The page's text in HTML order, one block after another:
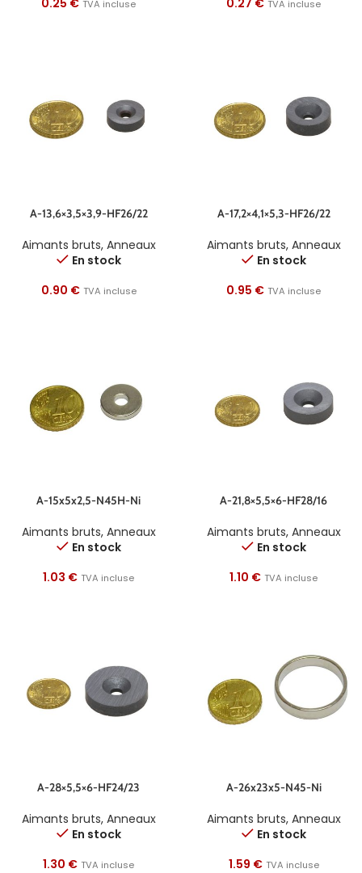
0.25 € TVA incluse
0.27 € TVA incluse
A-13,6×3,5×3,9-HF26/22
Aimants bruts, Anneaux
En stock
0.90 € TVA incluse
A-17,2×4,1×5,3-HF26/22
Aimants bruts, Anneaux
En stock
0.95 € TVA incluse
A-15x5x2,5-N45H-Ni
Aimants bruts, Anneaux
En stock
1.03 € TVA incluse
A-21,8×5,5×6-HF28/16
Aimants bruts, Anneaux
En stock
1.10 € TVA incluse
A-28×5,5×6-HF24/23
Aimants bruts, Anneaux
En stock
1.30 € TVA incluse
A-26x23x5-N45-Ni
Aimants bruts, Anneaux
En stock
1.59 € TVA incluse